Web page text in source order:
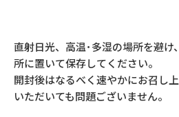
直射日光、高温･多湿の場所を避け
所に置いて保存してください。
開封後はなるべく速やかにお召し
いただいても問題ございません。